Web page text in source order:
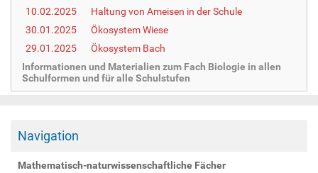
10.02.2025
Haltung von Ameisen in der Schule
30.01.2025
Ökosystem Wiese
29.01.2025
Ökosystem Bach
Informationen und Materialien zum Fach Biologie in allen
Schulformen und für alle Schulstufen
Navigation
Mathematisch-naturwissenschaftliche Fächer